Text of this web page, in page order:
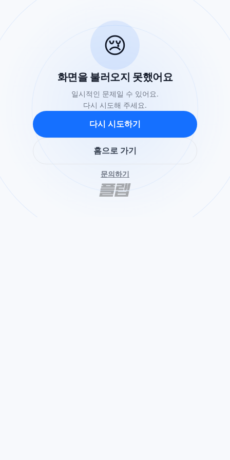
😢
화면을 불러오지 못했어요
일시적인 문제일 수 있어요.
다시 시도해 주세요.
다시 시도하기
홈으로 가기
문의하기